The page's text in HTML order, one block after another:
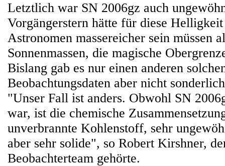
Letztlich war SN 2006gz auch
Vorgängerstern hätte für diese
Astronomen massereicher sein müssen
Sonnenmassen, die magische
Bislang gab es nur einen anderen
Beobachtungsdaten aber nicht
"Unser Fall ist anders. Obwohl SN
war, ist die chemische
unverbrannte Kohlenstoff, sehr
aber sehr solide", so Robert Kirshner,
Beobachterteam gehörte.